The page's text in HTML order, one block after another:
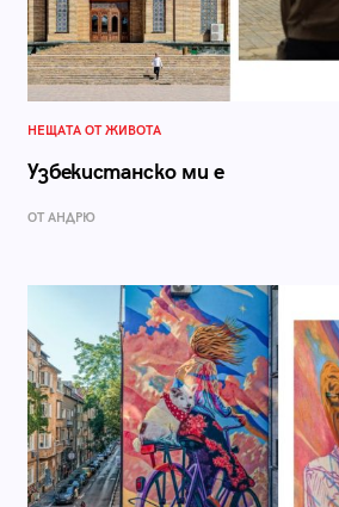
НЕЩАТА ОТ ЖИВОТА
Узбекистанско ми е
ОТ АНДРЮ